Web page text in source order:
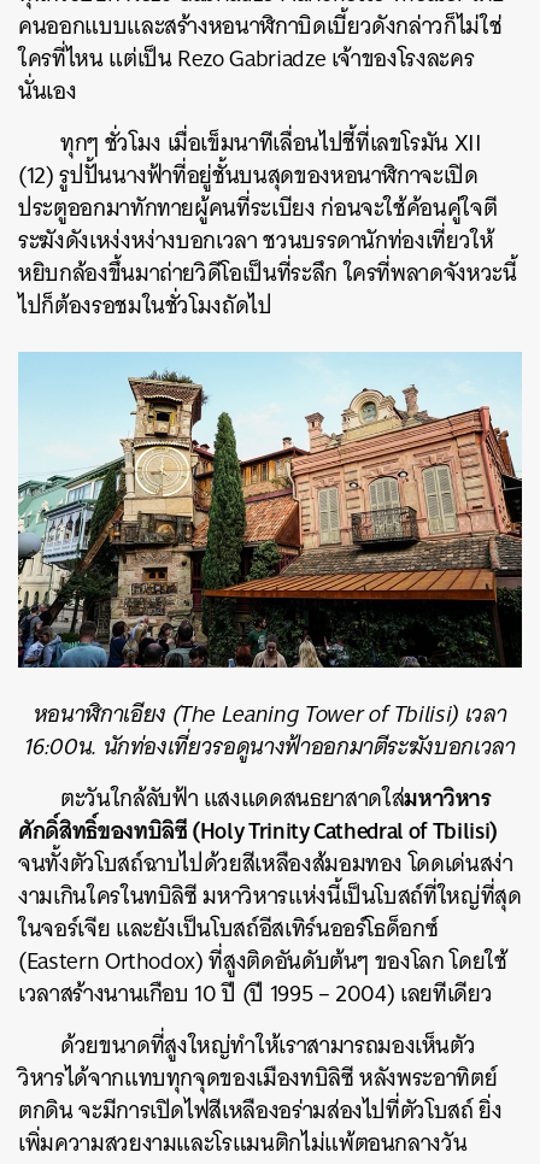
คนออกแบบและสร้างหอนาฬิกาบิดเบี้ยวดังกล่าวก็ไม่ใช่
ใครที่ไหน แต่เป็น Rezo Gabriadze เจ้าของโรงละคร
นั่นเอง
ทุกๆ ชั่วโมง เมื่อเข็มนาทีเลื่อนไปชี้ที่เลขโรมัน XII
(12) รูปปั้นนางฟ้าที่อยู่ชั้นบนสุดของหอนาฬิกาจะเปิด
ประตูออกมาทักทายผู้คนที่ระเบียง ก่อนจะใช้ค้อนคู่ใจตี
ระฆังดังเหง่งหง่างบอกเวลา ชวนบรรดานักท่องเที่ยวให้
หยิบกล้องขึ้นมาถ่ายวิดีโอเป็นที่ระลึก ใครที่พลาดจังหวะนี้
ไปก็ต้องรอชมในชั่วโมงถัดไป
หอนาฬิกาเอียง (The Leaning Tower of Tbilisi) เวลา
16:00น. นักท่องเที่ยวรอดูนางฟ้าออกมาตีระฆังบอกเวลา
ตะวันใกล้ลับฟ้า แสงแดดสนธยาสาดใส่มหาวิหาร
ศักดิ์สิทธิ์ของทบิลิซี (Holy Trinity Cathedral of Tbilisi)
จนทั้งตัวโบสถ์ฉาบไปด้วยสีเหลืองส้มอมทอง โดดเด่นสง่า
งามเกินใครในทบิลิซี มหาวิหารแห่งนี้เป็นโบสถ์ที่ใหญ่ที่สุด
ในจอร์เจีย และยังเป็นโบสถ์อีสเทิร์นออร์โธด็อกซ์
(Eastern Orthodox) ที่สูงติดอันดับต้นๆ ของโลก โดยใช้
เวลาสร้างนานเกือบ 10 ปี (ปี 1995 – 2004) เลยทีเดียว
ด้วยขนาดที่สูงใหญ่ทำให้เราสามารถมองเห็นตัว
วิหารได้จากแทบทุกจุดของเมืองทบิลิซี หลังพระอาทิตย์
ตกดิน จะมีการเปิดไฟสีเหลืองอร่ามส่องไปที่ตัวโบสถ์ ยิ่ง
เพิ่มความสวยงามและโรแมนติกไม่แพ้ตอนกลางวัน